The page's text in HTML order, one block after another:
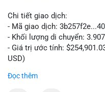
Chi tiết giao dịch:
- Mã giao dịch:
- Khối lượng di chuyển:
- Giá trị ước tính:
USD)
Đọc thêm